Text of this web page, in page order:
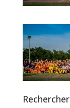
Rechercher